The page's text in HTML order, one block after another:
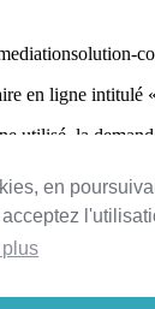
en
plus
en ligne intitulé
utilisé, la
et
consommateur
de la